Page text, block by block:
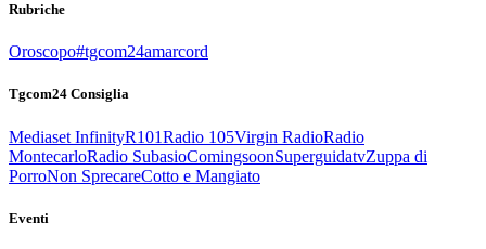
Rubriche
Oroscopo#tgcom24amarcord
Tgcom24 Consiglia
Mediaset InfinityR101Radio 105Virgin RadioRadio
MontecarloRadio SubasioComingsoonSuperguidatvZuppa di
PorroNon SprecareCotto e Mangiato
Eventi